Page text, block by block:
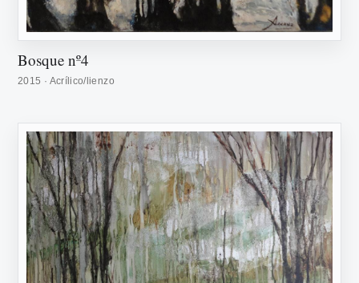
Bosque nº4
2015 · Acrílico/lienzo